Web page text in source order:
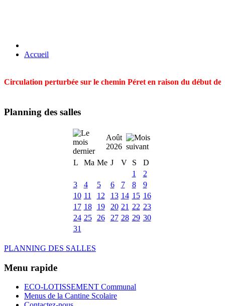
Accueil
Circulation perturbée sur le chemin Péret en raison du début
Planning des salles
Août
2026
L
Ma Me J V S
D
1
2
3
4 5 6 7 8
9
10 11 12 13 14 15 16
17 18 19 20 21 22 23
24 25 26 27 28 29 30
31
PLANNING DES SALLES
Menu rapide
ECO-LOTISSEMENT Communal
Menus de la Cantine Scolaire